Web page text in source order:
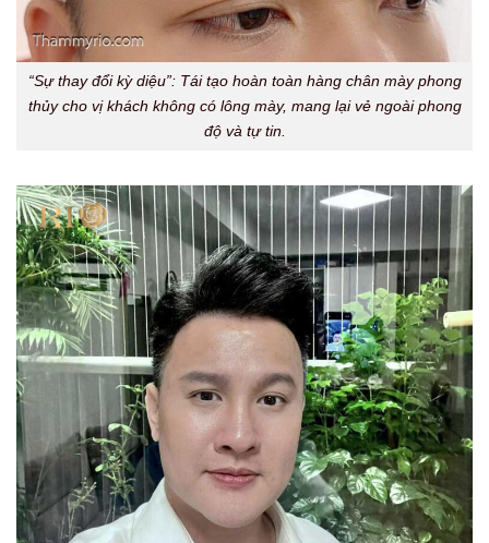
“Sự thay đổi kỳ diệu”: Tái tạo hoàn toàn hàng chân mày phong
thủy cho vị khách không có lông mày, mang lại vẻ ngoài phong
độ và tự tin.